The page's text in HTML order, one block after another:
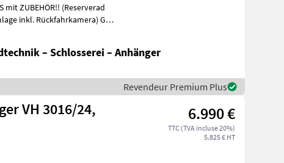
mit ZUBEHÖR!! (Reserverad
inkl. Rückfahrkamera) GG:
– Schlosserei – Anhänger
Revendeur Premium Plus
VH 3016/24,
6.990 €
TTC (TVA incluse 20%)
5.825 € HT